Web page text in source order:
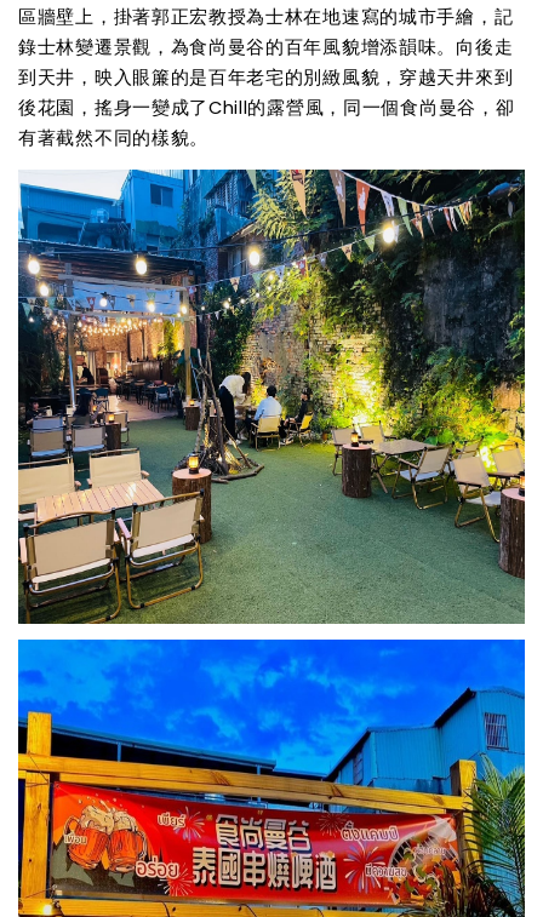
區牆壁上，掛著郭正宏教授為士林在地速寫的城市手繪，記
錄士林變遷景觀，為食尚曼谷的百年風貌增添韻味。向後走
到天井，映入眼簾的是百年老宅的別緻風貌，穿越天井來到
後花園，搖身一變成了Chill的露營風，同一個食尚曼谷，卻
有著截然不同的樣貌。